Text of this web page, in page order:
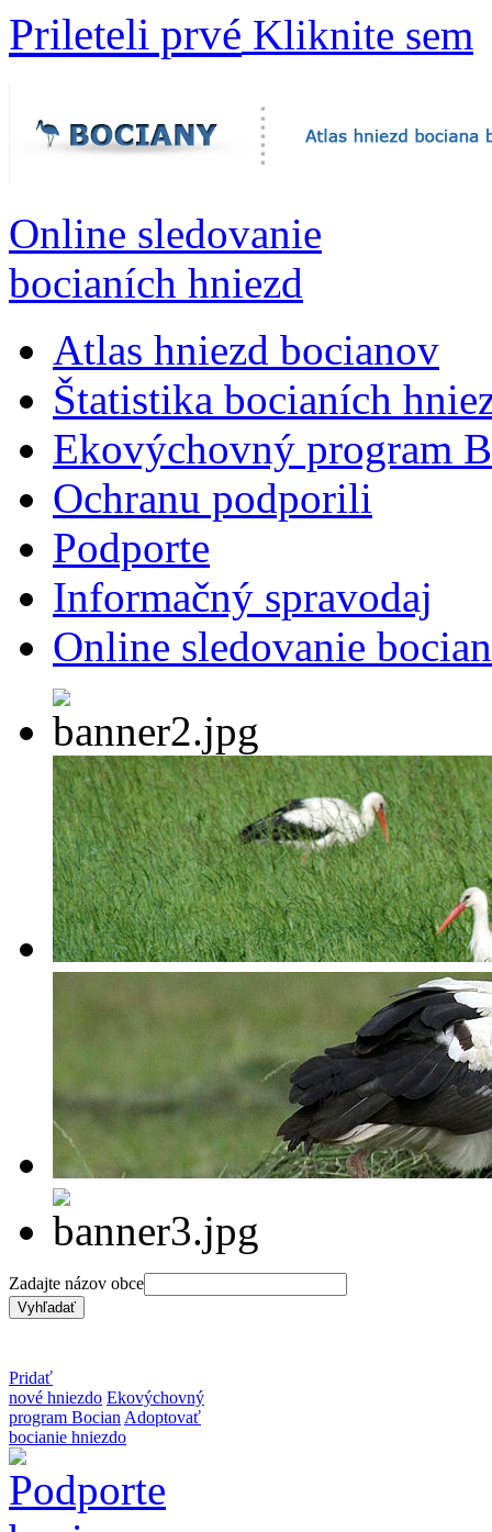
Prileteli prvé Kliknite sem
Online sledovanie
bocianích hniezd
Atlas hniezd bocianov
Štatistika bocianích
Ekovýchovný program
Ochranu podporili
Podporte
Informačný spravodaj
Online sledovanie
Zadajte názov obce
Pridať
nové hniezdo Ekovýchovný
program Bocian Adoptovať
bocianie hniezdo